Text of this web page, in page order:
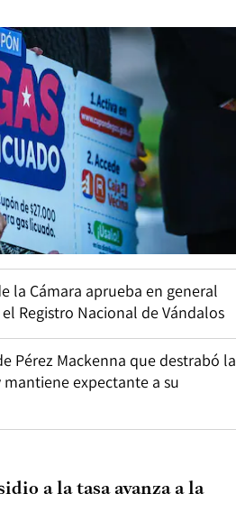
la Cámara aprueba en general
Registro Nacional de Vándalos
Pérez Mackenna que destrabó la
expectante a su
a la tasa avanza a la